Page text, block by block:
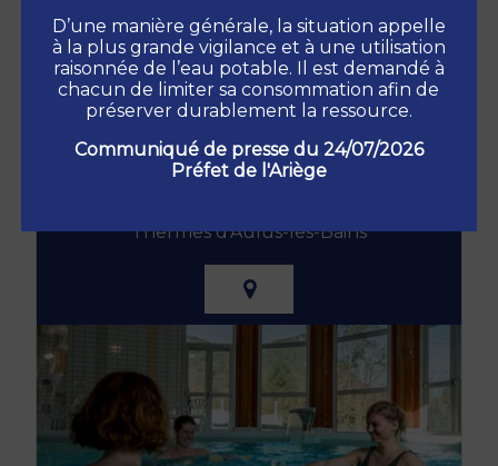
Altiservice Guzet
09140 USTOU
05 61 96 00 11
Thermes d'Aulus-les-Bains
D’une manière générale, la situation appelle
à la plus grande vigilance et à une utilisation
raisonnée de l’eau potable. Il est demandé à
chacun de limiter sa consommation afin de
préserver durablement la ressource.
Communiqué de presse du 24/07/2026
Préfet de l'Ariège